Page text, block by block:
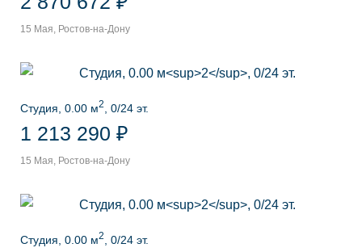
15 Мая, Ростов-на-Дону
Студия, 0.00 м2 , 0/24 эт.
1 213 290 ₽
15 Мая, Ростов-на-Дону
Студия, 0.00 м2 , 0/24 эт.